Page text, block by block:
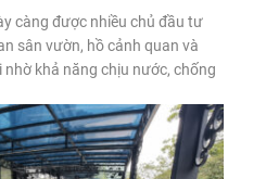
càng được nhiều chủ đầu tư
sân vườn, hồ cảnh quan và
khả năng chịu nước, chống
Dưới đây là công trình thực tế